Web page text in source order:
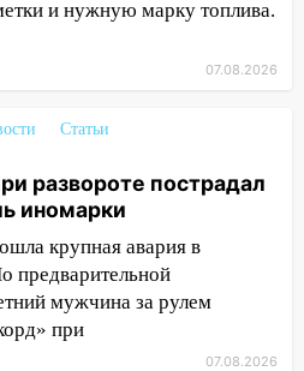
фитнес-
Ульяновской
порядок детские
проверяет
селе Кивать
после прокурорской
разметку на
и нужную марку топлива.
07.08.2026
Статьи
развороте пострадал
иномарки
крупная авария в
предварительной
мужчина за рулем
при
07.08.2026